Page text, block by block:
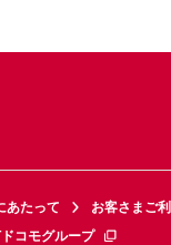
あたって お客さまご
ドコモグループ